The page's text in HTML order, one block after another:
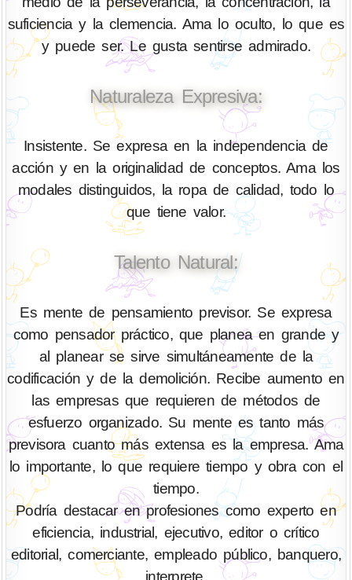
suficiencia y la clemencia. Ama lo oculto, lo que es
y puede ser. Le gusta sentirse admirado.
Naturaleza Expresiva:
Insistente. Se expresa en la independencia de
acción y en la originalidad de conceptos. Ama los
modales distinguidos, la ropa de calidad, todo lo
que tiene valor.
Talento Natural:
Es mente de pensamiento previsor. Se expresa
como pensador práctico, que planea en grande y
al planear se sirve simultáneamente de la
codificación y de la demolición. Recibe aumento en
las empresas que requieren de métodos de
esfuerzo organizado. Su mente es tanto más
previsora cuanto más extensa es la empresa. Ama
lo importante, lo que requiere tiempo y obra con el
tiempo.
Podría destacar en profesiones como experto en
eficiencia, industrial, ejecutivo, editor o crítico
editorial, comerciante, empleado público, banquero,
interprete.